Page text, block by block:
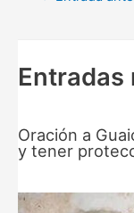
Entradas
Oración a
y tener